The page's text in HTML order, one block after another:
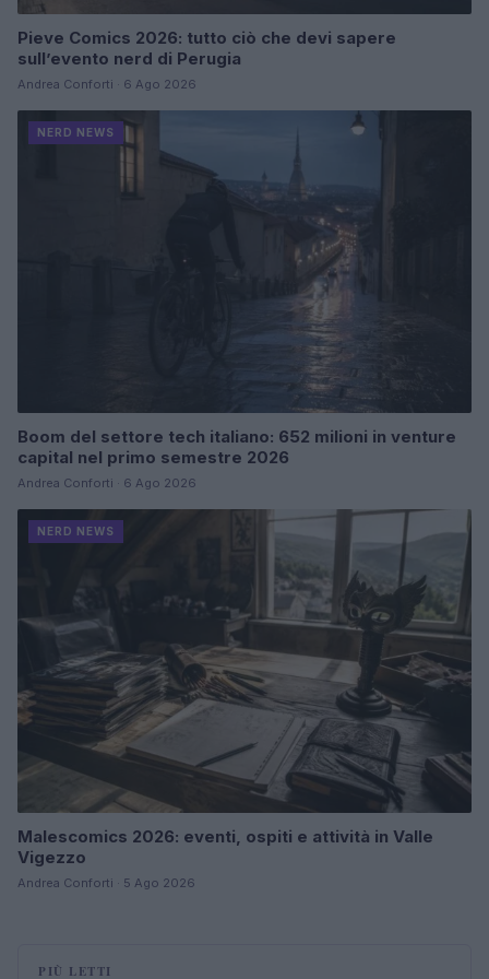
Pieve Comics 2026: tutto ciò che devi sapere
sull’evento nerd di Perugia
Andrea Conforti · 6 Ago 2026
NERD NEWS
Boom del settore tech italiano: 652 milioni in venture
capital nel primo semestre 2026
Andrea Conforti · 6 Ago 2026
NERD NEWS
Malescomics 2026: eventi, ospiti e attività in Valle
Vigezzo
Andrea Conforti · 5 Ago 2026
PIÙ LETTI